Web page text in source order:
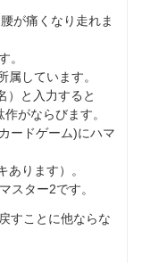
が痛くなり走れま
。
属しています。
）と入力すると
がならびます。
ードゲーム)にハマ
ります）。
スター2です。
すことに他ならな